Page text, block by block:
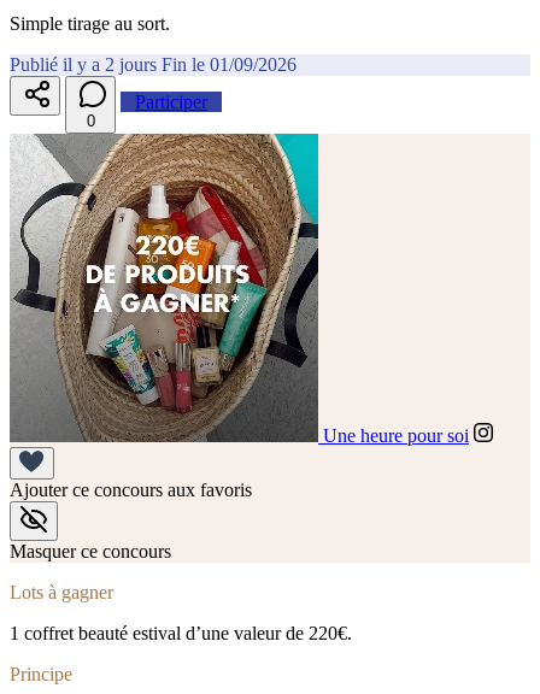
Simple tirage au sort.
Publié il y a 2 jours Fin le 01/09/2026
0
Participer
Une heure pour soi
Ajouter ce concours aux favoris
Masquer ce concours
Lots à gagner
1 coffret beauté estival d’une valeur de 220€.
Principe